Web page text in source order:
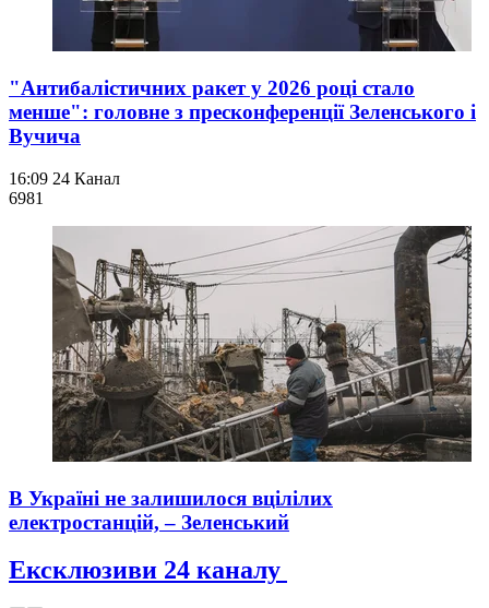
"Антибалістичних ракет у 2026 році стало
менше": головне з пресконференції Зеленського і
Вучича
16:09 24 Канал
6981
В Україні не залишилося вцілілих
електростанцій, – Зеленський
Ексклюзиви 24 каналу